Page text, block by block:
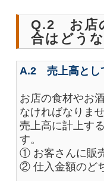
Q.2 お店
合はどう
A.2 売上高とし
お店の食材やお
なければなりま
売上高に計上す
す。
① お客さんに販
② 仕入金額のど